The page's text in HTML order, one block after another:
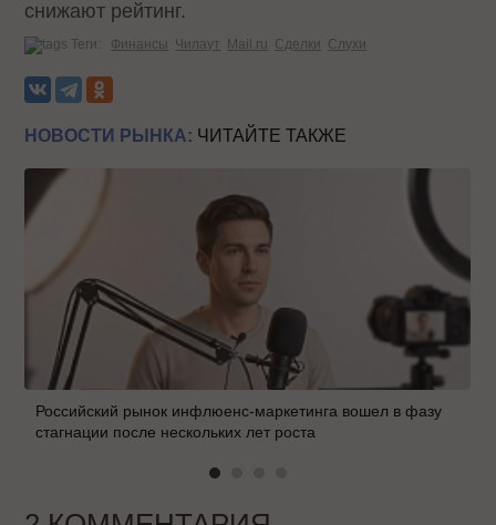
снижают рейтинг.
Теги: Финансы Чилаут Mail.ru Сделки Слухи
НОВОСТИ РЫНКА: ЧИТАЙТЕ ТАКЖЕ
Российский рынок инфлюенс-маркетинга вошел в фазу
стагнации после нескольких лет роста